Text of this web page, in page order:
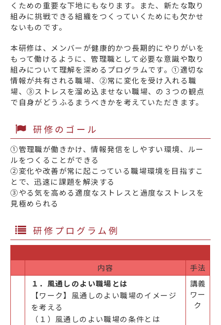
くための重要な下地にもなります。また、新たな取り
組みに挑戦できる組織をつくっていくためにも欠かせ
ないものです。
本研修は、メンバーが健康的かつ長期的にやりがいを
もって働けるように、管理職として必要な意識や取り
組みについて理解を深めるプログラムです。①適切な
情報が共有される職場、②常に変化を受け入れる職
場、③ストレスを溜め込ませない職場、の３つの観点
で自身がどうふるまうべきかを考えていただきます。
研修のゴール
①管理職が働きかけ、情報発信をしやすい環境、ルー
ルをつくることができる
②変化や改善が常に起こっている職場環境を目指すこ
とで、迅速に課題を解決する
③やる気を高める適度なストレスと過度なストレスを
見極められる
研修プログラム例
内容 手法
１．風通しのよい職場とは
【ワーク】風通しのよい職場のイメージ
を考える
（１）風通しのよい職場の条件とは
講義
ワー
ク